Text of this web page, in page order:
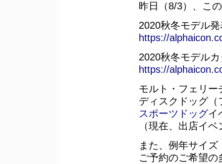
昨日（8/3）、こ
2020秋冬モデル
https://
2020秋冬モデル
https://
モルト・フェリ
ディスクドッグ
スポーツドッグイ
（現在、出店イ
また、例年サイズ
ご予約のご希望